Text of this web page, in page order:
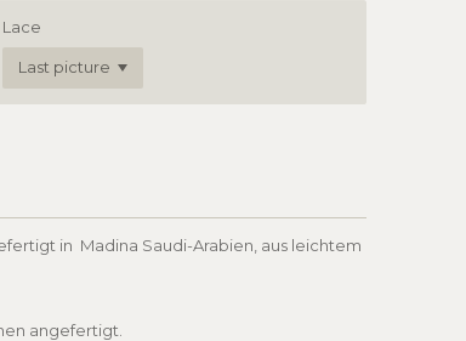
Lace
in Madina Saudi-Arabien, aus leichtem
angefertigt.